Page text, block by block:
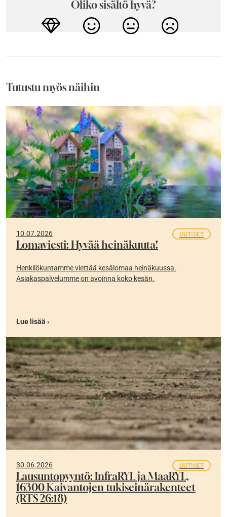
Oliko sisältö hyvä?
Tutustu myös näihin
10.07.2026 UUTISET
Lomaviesti: Hyvää heinäkuuta!
Henkilökuntamme viettää kesälomaa heinäkuussa.
Asiakaspalvelumme on avoinna koko kesän.
Lue lisää ›
30.06.2026 UUTISET
Lausuntopyyntö: InfraRYL ja MaaRYL,
16300 Kaivantojen tukiseinärakenteet
(RTS 26:18)